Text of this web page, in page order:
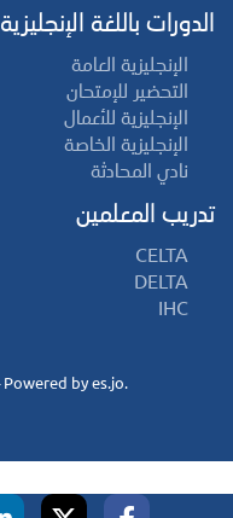
الدورات باللغة الإنجليزية
الإنجليزية العامة
التحضير للإمتحان
الإنجليزية للأعمال
الإنجليزية الخاصة
نادي المحادثة
تدريب المعلمين
CELTA
DELTA
IHC
.Copyrights 2025 Alibaba – Powered by
es.jo